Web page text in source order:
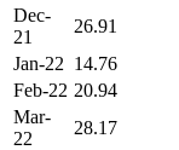
Dec-
21
26.91
Jan-22 14.76
Feb-22 20.94
Mar-
22
28.17